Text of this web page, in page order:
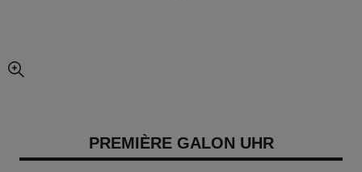
vergrößerter teil des bildes
PREMIÈRE GALON UHR